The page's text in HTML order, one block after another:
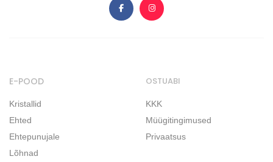
E-POOD
Kristallid
Ehted
Ehtepunujale
Lõhnad
OSTUABI
KKK
Müügitingimused
Privaatsus